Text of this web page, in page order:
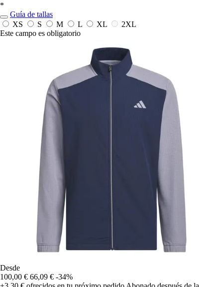
*
Guía de tallas
XS
S M L XL
2XL
Este campo es obligatorio
Desde
100,00 € 66,09 € -34%